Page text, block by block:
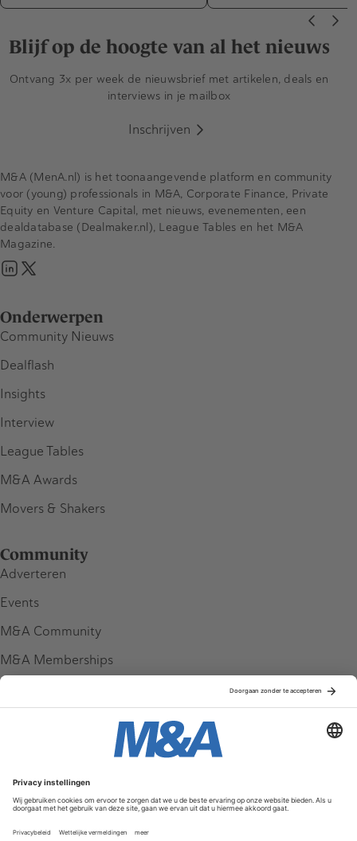
Blijf op de hoogte van al het nieuws
Ontvang 3x per week de nieuwsbrief met artikelen, deals en
interviews in je mailbox
Inschrijven
Onderwerpen
Community Nieuws
Dealflash
Insights
Interview
League Tables
M&A Awards
Movers & Shakers
Community
Adverteren
Events
M&A Community
M&A Memberships
Service & Contact
Contact
M&A (MenA.nl) is het toonaangevende platform en community
voor (young) professionals in M&A, Corporate Finance, Private
Equity en Venture Capital, met nieuws, evenementen, een
dealdatabase (Dealmaker.nl), League Tables en het M&A
Magazine.